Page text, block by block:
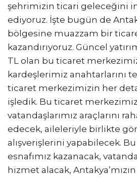
şehrimizin ticari geleceğini
ediyoruz. İşte bugün de
bölgesine muazzam bir
kazandırıyoruz. Güncel
TL olan bu ticaret
kardeşlerimiz anahtarlarını
ticaret merkezimizin her
işledik. Bu ticaret
vatandaşlarımız araçlarını
edecek, aileleriyle birlikte
alışverişlerini yapabilecek.
esnafımız kazanacak,
hizmet alacak,